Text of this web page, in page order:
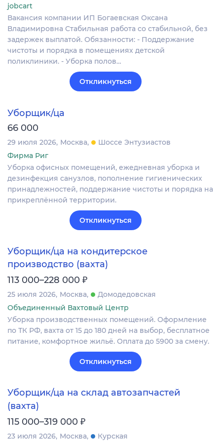
jobcart
Вакансия компании ИП Богаевская Оксана
Владимировна Стабильная работа со стабильной, без
задержек выплатой. Обязанности: - Поддержание
чистоты и порядка в помещениях детской
поликлиники. - Уборка полов…
Откликнуться
Уборщик/ца
66 000
29 июля 2026 Москва
Шоссе Энтузиастов
Фирма Риг
Уборка офисных помещений, ежедневная уборка и
дезинфекция санузлов, пополнение гигиенических
принадлежностей, поддержание чистоты и порядка на
прикреплённой территории.
Откликнуться
Уборщик/ца на кондитерское
производство (вахта)
113 000–228 000 ₽
25 июля 2026 Москва
Домодедовская
Объединенный Вахтовый Центр
Уборка производственных помещений. Оформление
по ТК РФ, вахта от 15 до 180 дней на выбор, бесплатное
питание, комфортное жильё. Оплата до 5900 за смену.
Откликнуться
Уборщик/ца на склад автозапчастей
(вахта)
115 000–319 000 ₽
23 июля 2026 Москва
Курская